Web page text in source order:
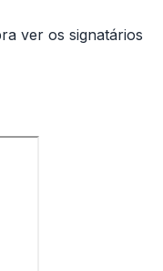
ver os signatários